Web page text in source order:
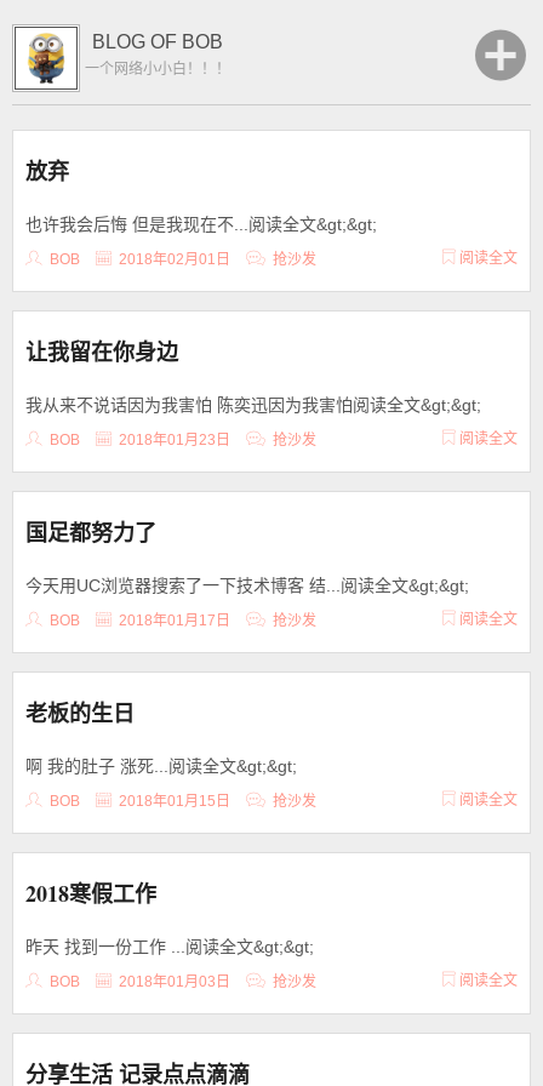
BLOG OF BOB
一个网络小小白！！！
放弃
也许我会后悔 但是我现在不...阅读全文&gt;&gt;
BOB 2018年02月01日 抢沙发 阅读全文
让我留在你身边
我从来不说话因为我害怕 陈奕迅因为我害怕阅读全文&gt;&gt;
BOB 2018年01月23日 抢沙发 阅读全文
国足都努力了
今天用UC浏览器搜索了一下技术博客 结...阅读全文&gt;&gt;
BOB 2018年01月17日 抢沙发 阅读全文
老板的生日
啊 我的肚子 涨死...阅读全文&gt;&gt;
BOB 2018年01月15日 抢沙发 阅读全文
2018寒假工作
昨天 找到一份工作 ...阅读全文&gt;&gt;
BOB 2018年01月03日 抢沙发 阅读全文
分享生活 记录点点滴滴